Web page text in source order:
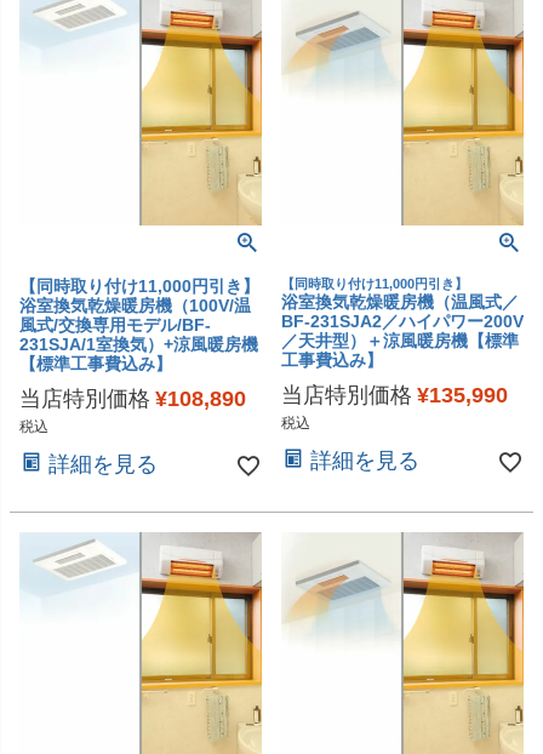
【同時取り付け11,000円引き】
浴室換気乾燥暖房機（100V/温
風式/交換専用モデル/BF-
231SJA/1室換気）+涼風暖房機
【標準工事費込み】
当店特別価格 ¥108,890
税込
詳細を見る
【同時取り付け11,000円引き】
浴室換気乾燥暖房機（温風式／
BF-231SJA2／ハイパワー200V
／天井型）＋涼風暖房機【標準
工事費込み】
当店特別価格 ¥135,990
税込
詳細を見る